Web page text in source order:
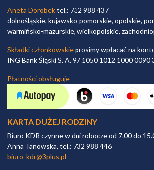
Aneta Dorobektel.: 732 988 437
dolnośląskie, kujawsko-pomorskie, opolskie,
warmińsko-mazurskie, wielkopolskie,
Składki członkowskieprosimy wpłacać na
ING Bank Śląski S. A. 97 1050 1012 1000 0090
Płatności obsługuje
KARTA DUŻEJ RODZINY
Biuro KDR czynne w dni robocze od 7.00 do
Anna Tanowska, tel.: 732 988 446
biuro_kdr@3plus.pl